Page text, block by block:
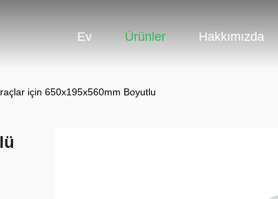
Ev Ürünler Hakkımızda
için 650x195x560mm Boyutlu